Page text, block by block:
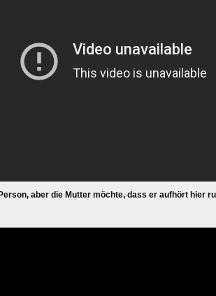
aber die Mutter möchte, dass er aufhört hier